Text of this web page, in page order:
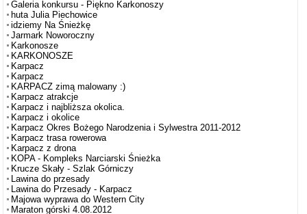
Galeria konkursu - Piękno Karkonoszy
huta Julia Piechowice
idziemy Na Śnieżkę
Jarmark Noworoczny
Karkonosze
KARKONOSZE
Karpacz
Karpacz
KARPACZ zimą malowany :)
Karpacz atrakcje
Karpacz i najbliższa okolica.
Karpacz i okolice
Karpacz Okres Bożego Narodzenia i Sylwestra 2011-2012
Karpacz trasa rowerowa
Karpacz z drona
KOPA - Kompleks Narciarski Śnieżka
Krucze Skały - Szlak Górniczy
Lawina do przesady
Lawina do Przesady - Karpacz
Majowa wyprawa do Western City
Maraton górski 4.08.2012